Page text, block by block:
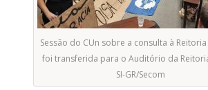
Sessão do CUn sobre a consulta à Reitoria
foi transferida para o Auditório da
SI-GR/Secom